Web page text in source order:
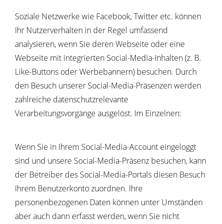
Soziale Netzwerke wie Facebook, Twitter etc. können
Ihr Nutzerverhalten in der Regel umfassend
analysieren, wenn Sie deren Webseite oder eine
Webseite mit integrierten Social-Media-Inhalten (z. B.
Like-Buttons oder Werbebannern) besuchen. Durch
den Besuch unserer Social-Media-Präsenzen werden
zahlreiche datenschutzrelevante
Verarbeitungsvorgänge ausgelöst. Im Einzelnen:
Wenn Sie in Ihrem Social-Media-Account eingeloggt
sind und unsere Social-Media-Präsenz besuchen, kann
der Betreiber des Social-Media-Portals diesen Besuch
Ihrem Benutzerkonto zuordnen. Ihre
personenbezogenen Daten können unter Umständen
aber auch dann erfasst werden, wenn Sie nicht